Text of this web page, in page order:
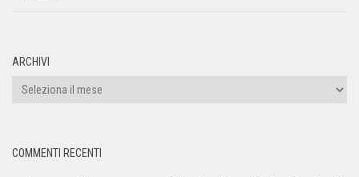
ARCHIVI
COMMENTI RECENTI